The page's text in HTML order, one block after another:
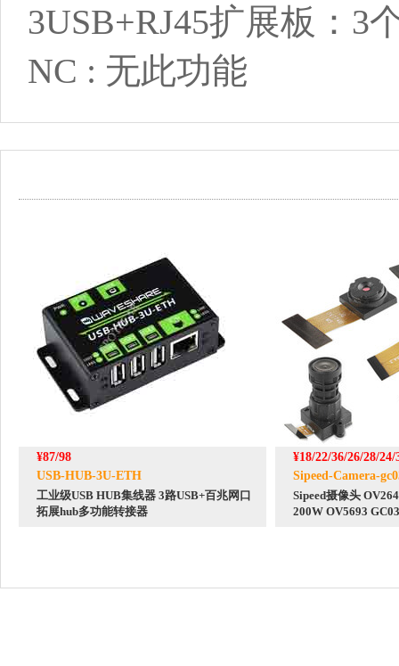
3USB+RJ45扩展板：3
NC : 无此功能
¥87/98
USB-HUB-3U-ETH
工业级USB HUB集线器 3路USB+百兆网口
拓展hub多功能转接器
¥18/22/36/26/28/24/
Sipeed-Camera-
Sipeed摄像头
200W OV5693